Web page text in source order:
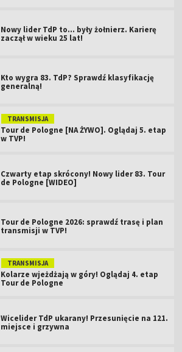
Nowy lider TdP to... były żołnierz. Karierę
zaczął w wieku 25 lat!
Kto wygra 83. TdP? Sprawdź klasyfikację
generalną!
TRANSMISJA
Tour de Pologne [NA ŻYWO]. Oglądaj 5. etap
w TVP!
Czwarty etap skrócony! Nowy lider 83. Tour
de Pologne [WIDEO]
Tour de Pologne 2026: sprawdź trasę i plan
transmisji w TVP!
TRANSMISJA
Kolarze wjeżdżają w góry! Oglądaj 4. etap
Tour de Pologne
Wicelider TdP ukarany! Przesunięcie na 121.
miejsce i grzywna